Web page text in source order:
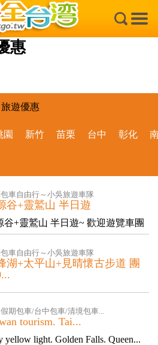
×
惠
旅遊優惠
園 新竹 苗栗 台中 彰化
車自由行～小吳旅遊車隊
谷+靈鷲山 半日遊
谷+靈鷲山 半日遊~ 歡迎遊覽車團
行社洽詢 服務專線：...
車自由行～小吳旅遊車隊
湖+太平山+見晴懷古步道 團
湖+太平山+見晴懷古步道 團體9人
期包車/台中包車/清境包車...
tourism. Tai...
yellow light. Golden Falls. Queen...